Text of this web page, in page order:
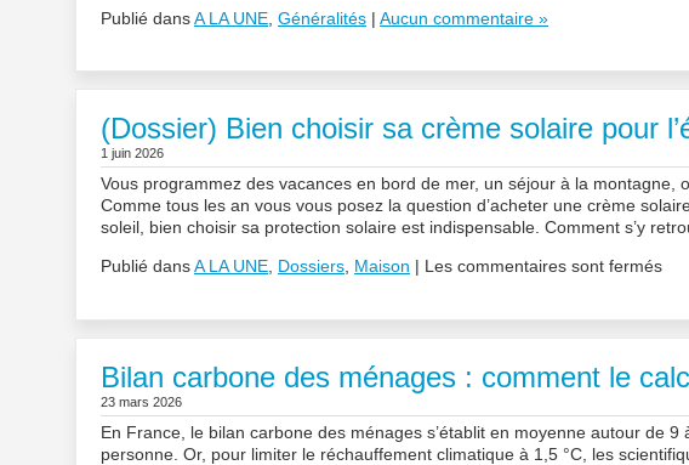
Publié dans A LA UNE Généralités Aucun commentaire »
(Dossier) Bien choisir sa crème solaire pour
1 juin 2026
Vous programmez des vacances en bord de mer, un séjour à la montagne,
Comme tous les an vous vous posez la question d’acheter une crème
soleil, bien choisir sa protection solaire est indispensable. Comment s’y
Publié dans A LA UNE Dossiers Maison Les commentaires sont fermés
Bilan carbone des ménages : comment le
23 mars 2026
En France, le bilan carbone des ménages s’établit en moyenne autour de
personne. Or, pour limiter le réchauffement climatique à 1,5 °C, les